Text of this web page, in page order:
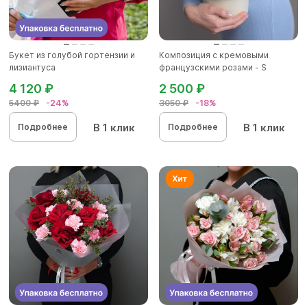
Букет из голубой гортензии и
лизиантуса
5400 ₽ -24%
4 120 ₽
Подробнее В 1 клик
Композиция с кремовыми
французскими розами - S
3050 ₽ -18%
2 500 ₽
Подробнее В 1 клик